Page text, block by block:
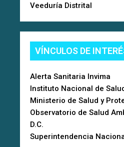
Veeduría Distrital
VÍNCULOS DE
Alerta Sanitaria Invima
Instituto Nacional de
Ministerio de Salud y
Observatorio de Salud
D.C.
Superintendencia